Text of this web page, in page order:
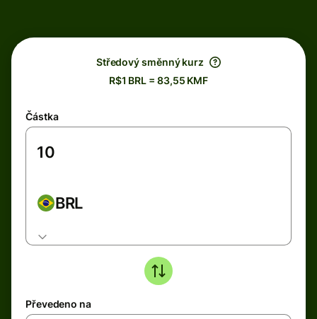
Středový směnný kurz
R$1 BRL = 83,55 KMF
Částka
BRL
Převedeno na